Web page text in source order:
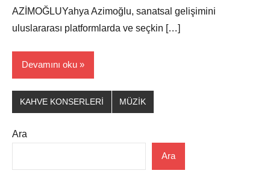
AZİMOĞLUYahya Azimoğlu, sanatsal gelişimini
uluslararası platformlarda ve seçkin […]
Devamını oku
KAHVE KONSERLERİ MÜZİK
Ara
Ara